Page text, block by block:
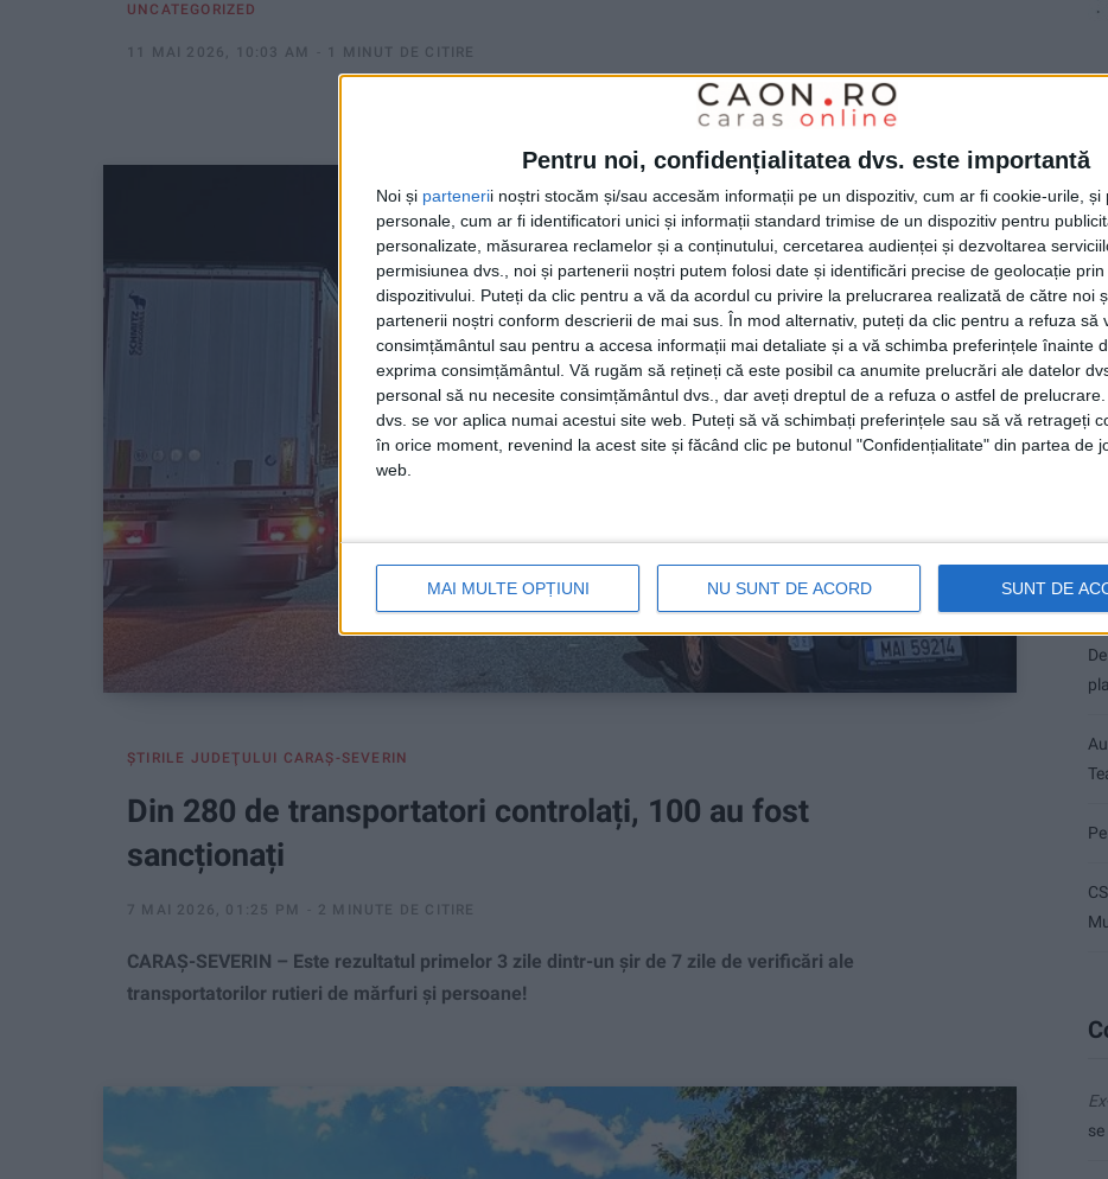
Pentru noi, confidențialitatea dvs. este importantă
Noi și partenerii noștri stocăm și/sau accesăm informații pe un dispozitiv, cum ar fi cookie-urile, și
personale, cum ar fi identificatori unici și informații standard trimise de un dispozitiv pentru
personalizate, măsurarea reclamelor și a conținutului, cercetarea audienței și dezvoltarea
permisiunea dvs., noi și partenerii noștri putem folosi date și identificări precise de geolocație
dispozitivului. Puteți da clic pentru a vă da acordul cu privire la prelucrarea realizată de către noi
partenerii noștri conform descrierii de mai sus. În mod alternativ, puteți da clic pentru a refuza să
consimțământul sau pentru a accesa informații mai detaliate și a vă schimba preferințele înainte
exprima consimțământul. Vă rugăm să rețineți că este posibil ca anumite prelucrări ale datelor
personal să nu necesite consimțământul dvs., dar aveți dreptul de a refuza o astfel de
dvs. se vor aplica numai acestui site web. Puteți să vă schimbați preferințele sau să vă retrageți
în orice moment, revenind la acest site și făcând clic pe butonul "Confidențialitate" din partea de
web.
MAI MULTE OPȚIUNI NU SUNT DE ACORD SUNT DE
UNCATEGORIZED
11 MAI 2026, 10:03 AM 1 MINUT DE CITIRE
ŞTIRILE JUDEŢULUI CARAŞ-SEVERIN
Din 280 de transportatori controlați, 100 au fost
sancționați
7 MAI 2026, 01:25 PM 2 MINUTE DE CITIRE
CARAȘ-SEVERIN – Este rezultatul primelor 3 zile dintr-un șir de 7 zile de verificări ale
transportatorilor rutieri de mărfuri și persoane!